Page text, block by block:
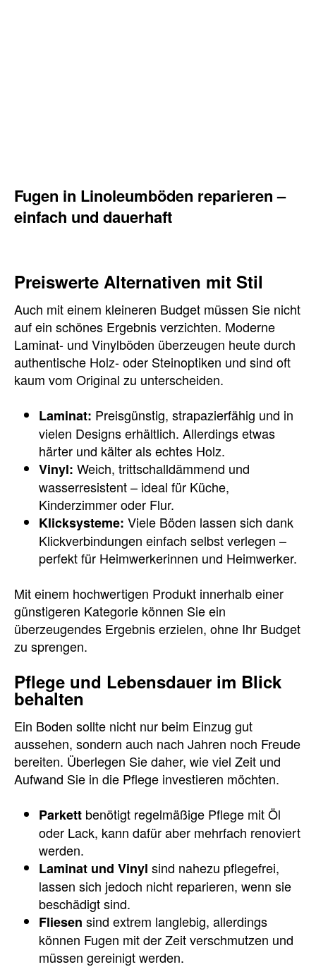
Fugen in Linoleumböden reparieren –
einfach und dauerhaft
Preiswerte Alternativen mit Stil
Auch mit einem kleineren Budget müssen Sie nicht
auf ein schönes Ergebnis verzichten. Moderne
Laminat- und Vinylböden überzeugen heute durch
authentische Holz- oder Steinoptiken und sind oft
kaum vom Original zu unterscheiden.
Laminat: Preisgünstig, strapazierfähig und in
vielen Designs erhältlich. Allerdings etwas
härter und kälter als echtes Holz.
Vinyl: Weich, trittschalldämmend und
wasserresistent – ideal für Küche,
Kinderzimmer oder Flur.
Klicksysteme: Viele Böden lassen sich dank
Klickverbindungen einfach selbst verlegen –
perfekt für Heimwerkerinnen und Heimwerker.
Mit einem hochwertigen Produkt innerhalb einer
günstigeren Kategorie können Sie ein
überzeugendes Ergebnis erzielen, ohne Ihr Budget
zu sprengen.
Pflege und Lebensdauer im Blick
behalten
Ein Boden sollte nicht nur beim Einzug gut
aussehen, sondern auch nach Jahren noch Freude
bereiten. Überlegen Sie daher, wie viel Zeit und
Aufwand Sie in die Pflege investieren möchten.
Parkett benötigt regelmäßige Pflege mit Öl
oder Lack, kann dafür aber mehrfach renoviert
werden.
Laminat und Vinyl sind nahezu pflegefrei,
lassen sich jedoch nicht reparieren, wenn sie
beschädigt sind.
Fliesen sind extrem langlebig, allerdings
können Fugen mit der Zeit verschmutzen und
müssen gereinigt werden.